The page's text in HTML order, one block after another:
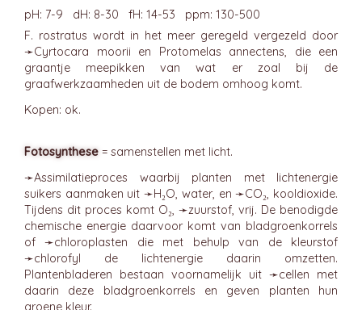
pH: 7-9 dH: 8-30 fH: 14-53 ppm: 130-500
F. rostratus wordt in het meer geregeld vergezeld door
➛Cyrtocara moorii en Protomelas annectens, die een
graantje meepikken van wat er zoal bij de
graafwerkzaamheden uit de bodem omhoog komt.
Kopen: ok.
Fotosynthese = samenstellen met licht.
➛Assimilatieproces waarbij planten met lichtenergie
suikers aanmaken uit ➛H₂O, water, en ➛CO₂, kooldioxide.
Tijdens dit proces komt O₂, ➛zuurstof, vrij. De benodigde
chemische energie daarvoor komt van bladgroenkorrels
of ➛chloroplasten die met behulp van de kleurstof
➛chlorofyl de lichtenergie daarin omzetten.
Plantenbladeren bestaan voornamelijk uit ➛cellen met
daarin deze bladgroenkorrels en geven planten hun
groene kleur.